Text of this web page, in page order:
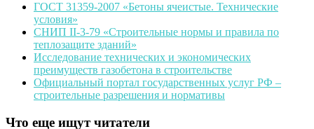
ГОСТ 31359-2007 «Бетоны ячеистые. Технические
условия»
СНИП II-3-79 «Строительные нормы и правила по
теплозащите зданий»
Исследование технических и экономических
преимуществ газобетона в строительстве
Официальный портал государственных услуг РФ –
строительные разрешения и нормативы
Что еще ищут читатели